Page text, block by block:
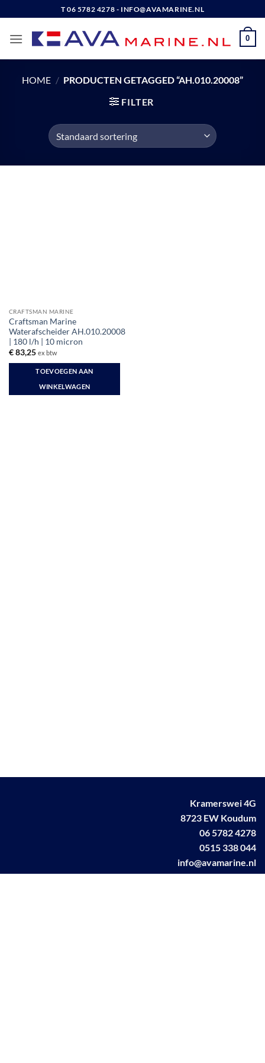
naar
inhoud
T 06 5782 4278 - INFO@AVAMARINE.NL
0
HOME / PRODUCTEN GETAGGED “AH.010.20008”
FILTER
CRAFTSMAN MARINE
Craftsman Marine
Waterafscheider AH.010.20008
| 180 l/h | 10 micron
€83,25 ex btw
TOEVOEGEN AAN
WINKELWAGEN
Kramerswei 4G
8723 EW Koudum
06 5782 4278
0515 338 044
info@avamarine.nl